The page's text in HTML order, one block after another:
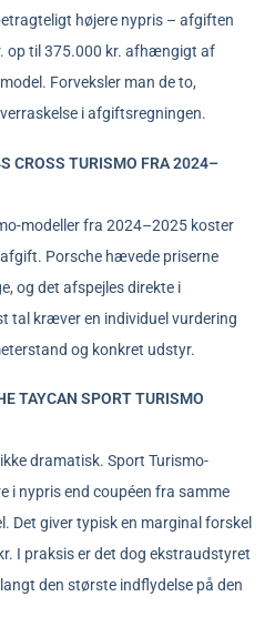
højere nypris – afgiften
op til 375.000 kr. afhængigt af
Forveksler man de to,
i afgiftsregningen.
CROSS TURISMO FRA 2024–
modeller fra 2024–2025 koster
Porsche hævede priserne
og det afspejles direkte i
tal kræver en individuel vurdering
og konkret udstyr.
TAYCAN SPORT TURISMO
dramatisk. Sport Turismo-
i nypris end coupéen fra samme
Det giver typisk en marginal forskel
I praksis er det dog ekstraudstyret
den største indflydelse på den